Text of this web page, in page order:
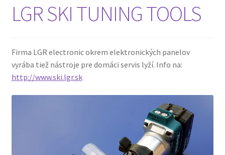
LGR SKI TUNING TOOLS
Firma LGR electronic okrem elektronických panelov
vyrába tiež nástroje pre domáci servis lyží. Info na:
http://www.ski.lgr.sk